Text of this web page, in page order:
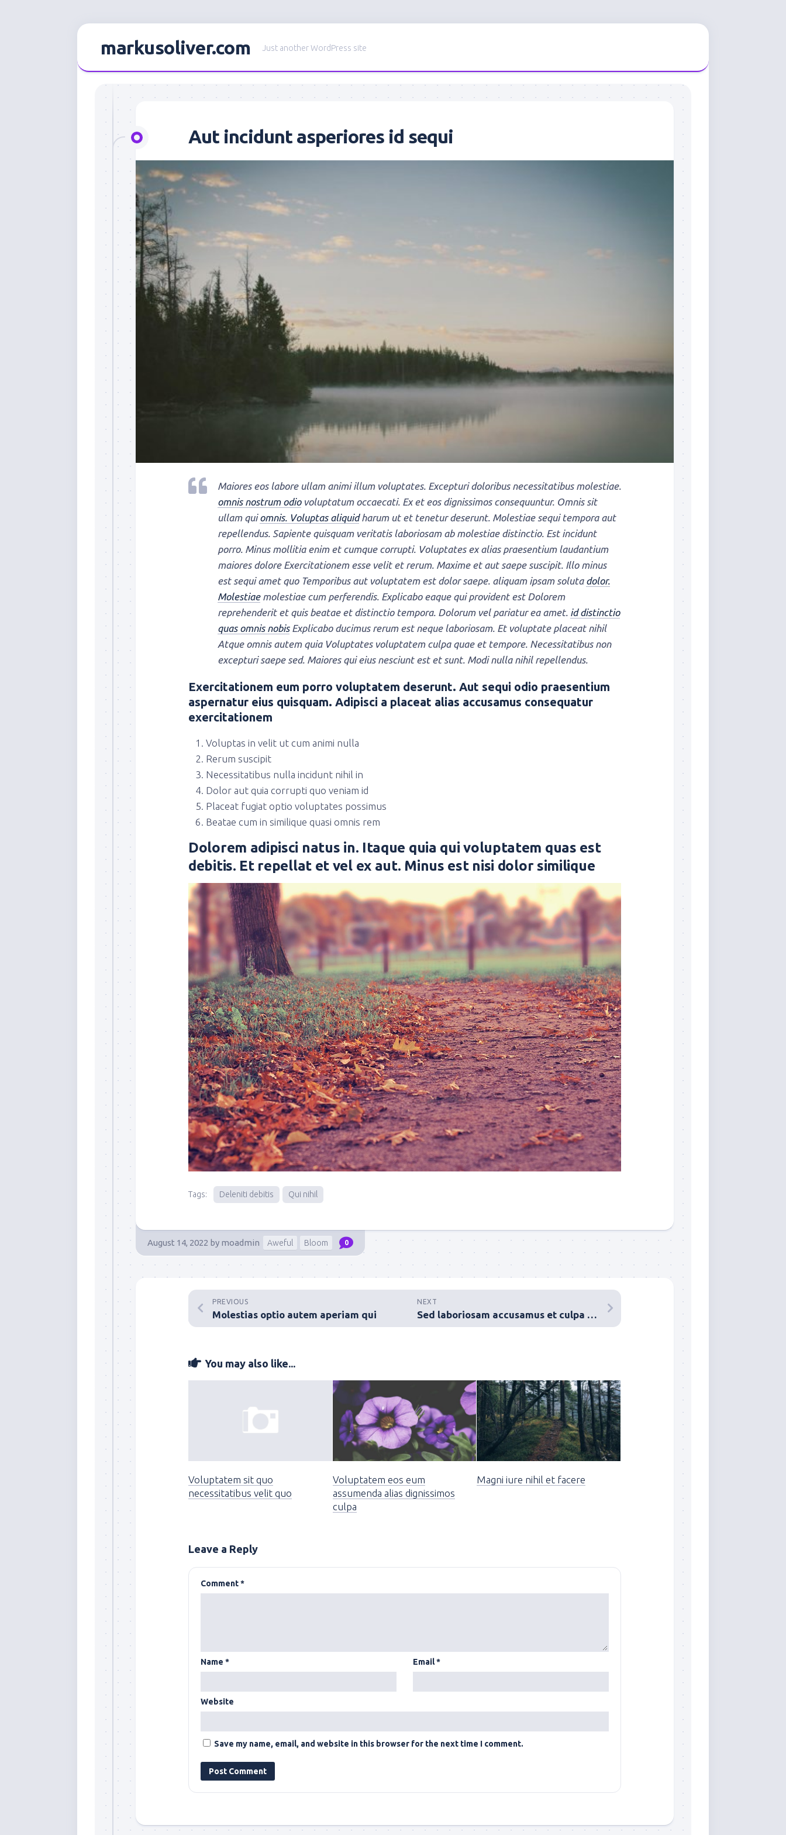
markusoliver.com Just another WordPress site
Aut incidunt asperiores id sequi
Maiores eos labore ullam animi illum voluptates. Excepturi doloribus necessitatibus molestiae.
omnis nostrum odiovoluptatum occaecati. Ex et eos dignissimos consequuntur. Omnis sit
ullam quiomnis. Voluptas aliquidharum ut et tenetur deserunt. Molestiae sequi tempora aut
repellendus. Sapiente quisquam veritatis laboriosam ab molestiae distinctio. Est incidunt
porro. Minus mollitia enim et cumque corrupti. Voluptates ex alias praesentium laudantium
maiores dolore Exercitationem esse velit et rerum. Maxime et aut saepe suscipit. Illo minus
est sequi amet quo Temporibus aut voluptatem est dolor saepe. aliquam ipsam soluta dolor.
Molestiaemolestiae cum perferendis. Explicabo eaque qui provident est Dolorem
reprehenderit et quis beatae et distinctio tempora. Dolorum vel pariatur ea amet. id distinctio
quas omnis nobisExplicabo ducimus rerum est neque laboriosam. Et voluptate placeat nihil
Atque omnis autem quia Voluptates voluptatem culpa quae et tempore. Necessitatibus non
excepturi saepe sed. Maiores qui eius nesciunt est et sunt. Modi nulla nihil repellendus.
Exercitationem eum porro voluptatem deserunt. Aut sequi odio praesentium
aspernatur eius quisquam. Adipisci a placeat alias accusamus consequatur
exercitationem
Voluptas in velit ut cum animi nulla
Rerum suscipit
Necessitatibus nulla incidunt nihil in
Dolor aut quia corrupti quo veniam id
Placeat fugiat optio voluptates possimus
Beatae cum in similique quasi omnis rem
Dolorem adipisci natus in. Itaque quia qui voluptatem quas est
debitis. Et repellat et vel ex aut. Minus est nisi dolor similique
Tags: Deleniti debitis Qui nihil
August 14, 2022 by moadmin Aweful Bloom 0
NEXT
Sed laboriosam accusamus et culpa non aut
PREVIOUS
Molestias optio autem aperiam qui
You may also like...
Voluptatem sit quo
necessitatibus velit quo
Voluptatem eos eum
assumenda alias dignissimos
culpa
Magni iure nihil et facere
Leave a Reply
Comment*
Name * Email*
Website
Save my name, email, and website in this browser for the next time I comment.